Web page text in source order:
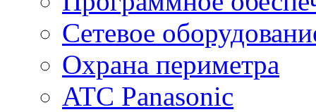
Сетевое
Охрана периметра
ATC Panasonic